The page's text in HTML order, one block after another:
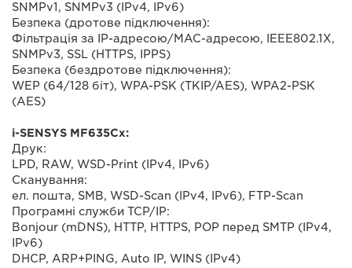
SNMPv1, SNMPv3 (IPv4, IPv6)
Безпека (дротове підключення):
Фільтрація за IP-адресою/MAC-адресою, IEEE802.1X,
SNMPv3, SSL (HTTPS, IPPS)
Безпека (бездротове підключення):
WEP (64/128 біт), WPA-PSK (TKIP/AES), WPA2-PSK
(AES)
i-SENSYS MF635Cx:
Друк:
LPD, RAW, WSD-Print (IPv4, IPv6)
Сканування:
ел. пошта, SMB, WSD-Scan (IPv4, IPv6), FTP-Scan
Програмні служби TCP/IP:
Bonjour (mDNS), HTTP, HTTPS, POP перед SMTP (IPv4,
IPv6)
DHCP, ARP+PING, Auto IP, WINS (IPv4)